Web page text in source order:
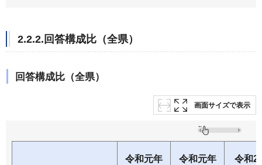
2.2.2.回答構成比（全県）
回答構成比（全県）
画面サイズで表示
令和元年
令和元年
令和2